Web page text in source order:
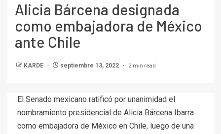
Alicia Bárcena designada
como embajadora de México
ante Chile
KARDE septiembre 13, 2022 2 min read
El Senado mexicano ratificó por unanimidad el
nombramiento presidencial de Alicia Bárcena Ibarra
como embajadora de México en Chile, luego de una